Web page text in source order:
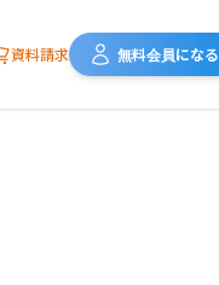
資料請求 無料会員になる